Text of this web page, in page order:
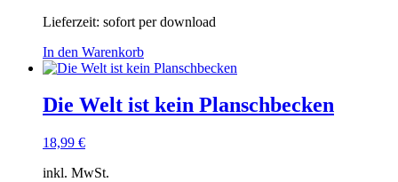
Lieferzeit: sofort per download
In den Warenkorb
Die Welt ist kein Planschbecken
18,99 €
inkl. MwSt.